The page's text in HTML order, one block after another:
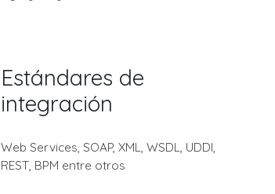
Estándares de
integración
Web Services, SOAP, XML, WSDL, UDDI,
REST, BPM entre otros